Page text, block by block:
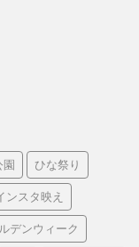
園 ひな祭り
ンスタ映え
デンウィーク